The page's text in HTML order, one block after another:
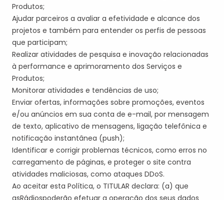
Produtos;
Ajudar parceiros a avaliar a efetividade e alcance dos
projetos e também para entender os perfis de pessoas
que participam;
Realizar atividades de pesquisa e inovação relacionadas
à performance e aprimoramento dos Serviços e
Produtos;
Monitorar atividades e tendências de uso;
Enviar ofertas, informações sobre promoções, eventos
e/ou anúncios em sua conta de e-mail, por mensagem
de texto, aplicativo de mensagens, ligação telefônica e
notificação instantânea (push);
Identificar e corrigir problemas técnicos, como erros no
carregamento de páginas, e proteger o site contra
atividades maliciosas, como ataques DDoS.
Ao aceitar esta Política, o TITULAR declara: (a) que
asRádiospoderão efetuar a operação dos seus dados